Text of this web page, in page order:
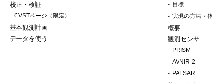
校正・検証
CVSTページ（限定）
基本観測計画
データを使う
目標
実現の方法・
概要
観測センサ
PRISM
AVNIR-2
PALSAR